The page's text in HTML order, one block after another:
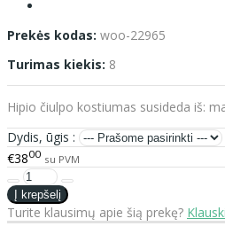
Prekės kodas: woo-22965
Turimas kiekis: 8
Hipio čiulpo kostiumas susideda iš:
Dydis, ūgis :
€3800 su PVM
Turite klausimų apie šią prekę?